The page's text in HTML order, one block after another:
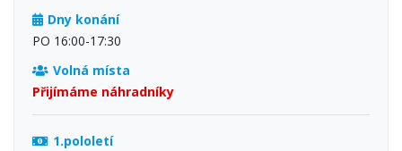
Dny konání
PO 16:00-17:30
Volná místa
Přijímáme náhradníky
1.pololetí